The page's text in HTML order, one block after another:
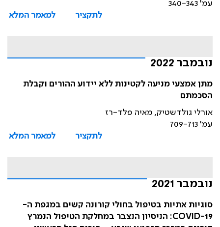
עמ' 340-343
לתקציר
למאמר המלא
נובמבר 2022
מתן אמצעי מניעה לקטינות ללא יידוע ההורים וקבלת
הסכמתם
אורלי גולדשטיק, מאיה פלד-רז
עמ' 709-713
לתקציר
למאמר המלא
נובמבר 2021
סוגיות אתיות בטיפול בחולי קורונה קשים במגפת ה-
COVID-19: הניסיון הנצבר במחלקת הטיפול הנמרץ